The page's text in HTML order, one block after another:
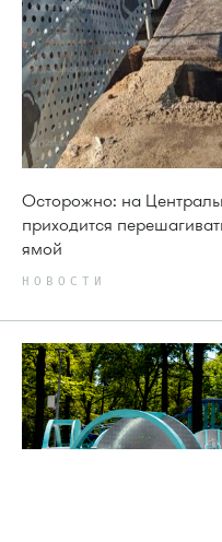
Осторожно: на
приходится
ямой
НОВОСТИ